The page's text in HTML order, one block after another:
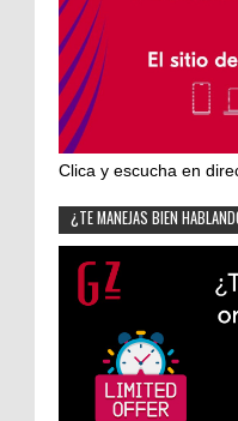
Clica y escucha en
¿TE MANEJAS BIEN